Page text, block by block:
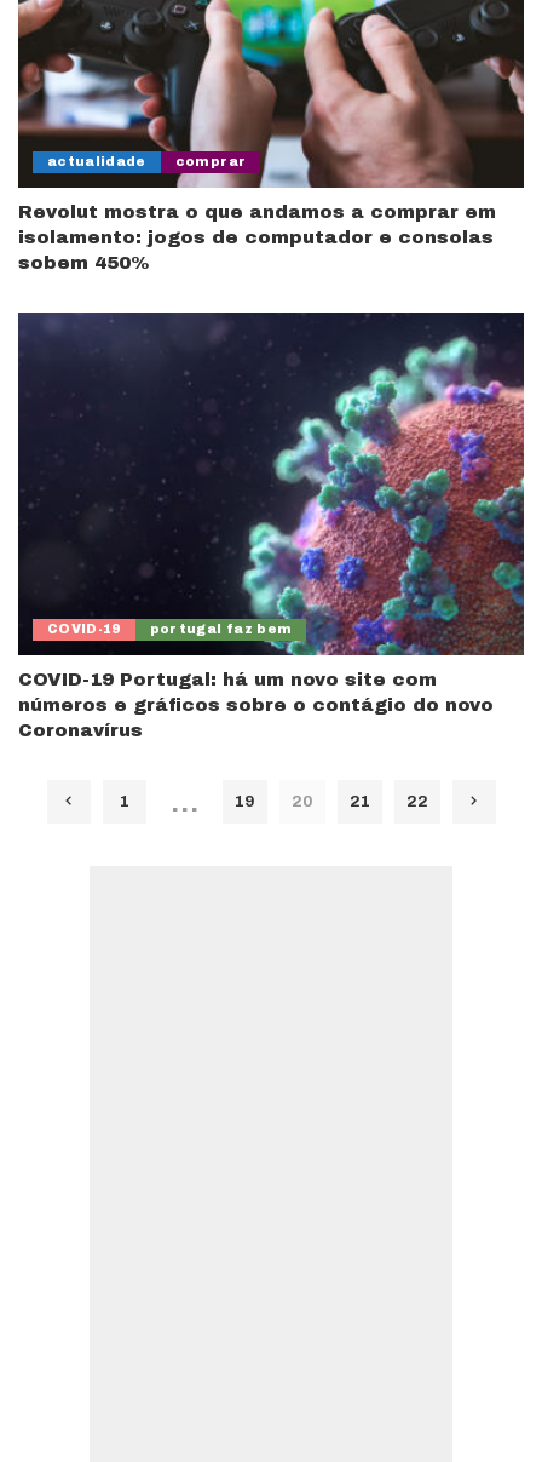
actualidade comprar
Revolut mostra o que andamos a comprar em
isolamento: jogos de computador e consolas
sobem 450%
COVID-19 portugal faz bem
COVID-19 Portugal: há um novo site com
números e gráficos sobre o contágio do novo
Coronavírus
1 … 19 20 21 22